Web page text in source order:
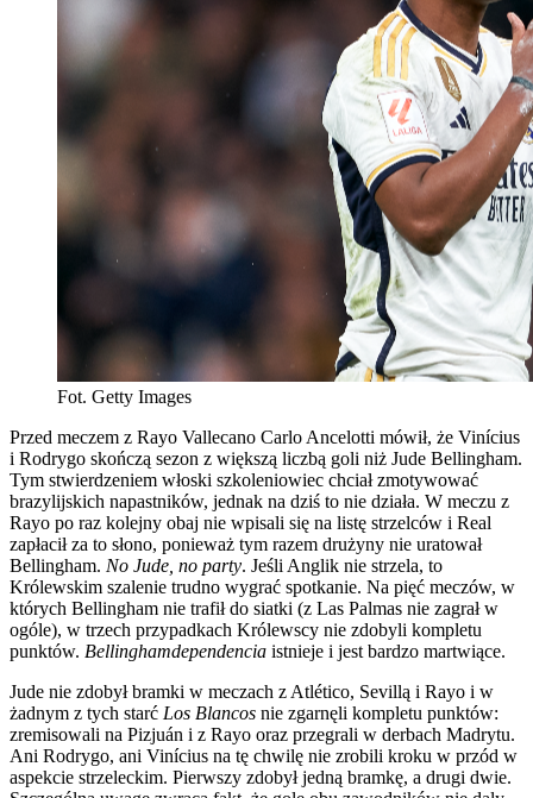
Fot. Getty Images
Przed meczem z Rayo Vallecano Carlo Ancelotti mówił, że Vinícius
i Rodrygo skończą sezon z większą liczbą goli niż Jude Bellingham.
Tym stwierdzeniem włoski szkoleniowiec chciał zmotywować
brazylijskich napastników, jednak na dziś to nie działa. W meczu z
Rayo po raz kolejny obaj nie wpisali się na listę strzelców i Real
zapłacił za to słono, ponieważ tym razem drużyny nie uratował
Bellingham. No Jude, no party. Jeśli Anglik nie strzela, to
Królewskim szalenie trudno wygrać spotkanie. Na pięć meczów, w
których Bellingham nie trafił do siatki (z Las Palmas nie zagrał w
ogóle), w trzech przypadkach Królewscy nie zdobyli kompletu
punktów. Bellinghamdependencia istnieje i jest bardzo martwiące.
Jude nie zdobył bramki w meczach z Atlético, Sevillą i Rayo i w
żadnym z tych starć Los Blancos nie zgarnęli kompletu punktów:
zremisowali na Pizjuán i z Rayo oraz przegrali w derbach Madrytu.
Ani Rodrygo, ani Vinícius na tę chwilę nie zrobili kroku w przód w
aspekcie strzeleckim. Pierwszy zdobył jedną bramkę, a drugi dwie.